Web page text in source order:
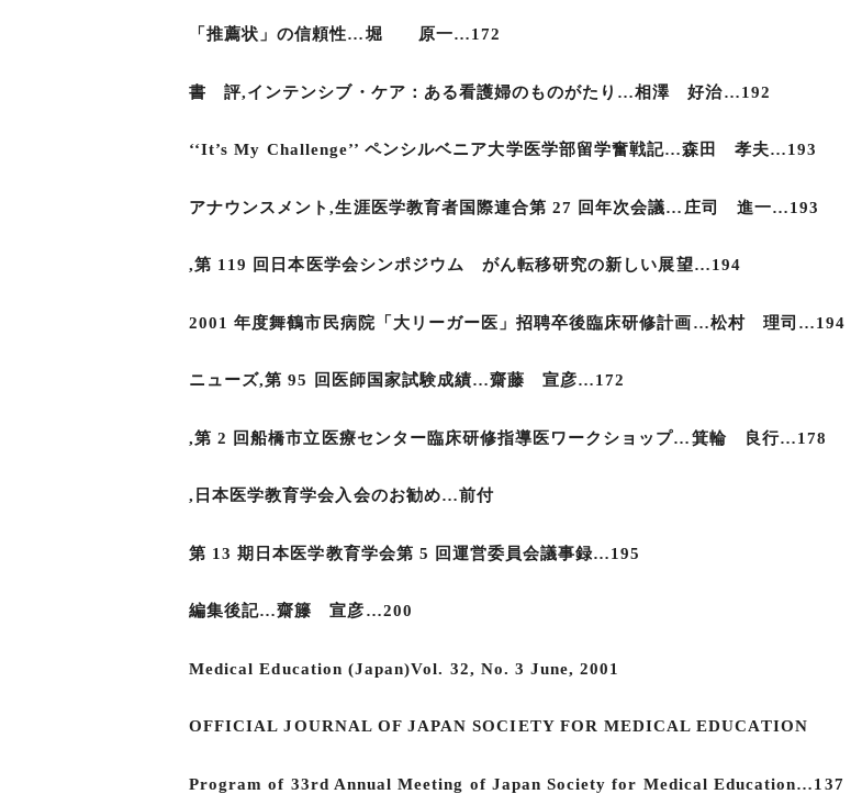
「推薦状」の信頼性…堀 原一…172
書 評,インテンシブ・ケア：ある看護婦のものがたり…相澤 好治…192
‘‘It’s My Challenge’’ ペンシルベニア大学医学部留学奮戦記…森田 孝夫…193
アナウンスメント,生涯医学教育者国際連合第 27 回年次会議…庄司 進一…193
,第 119 回日本医学会シンポジウム がん転移研究の新しい展望…194
2001 年度舞鶴市民病院「大リーガー医」招聘卒後臨床研修計画…松村 理司…194
ニューズ,第 95 回医師国家試験成績…齋藤 宣彦…172
,第 2 回船橋市立医療センター臨床研修指導医ワークショップ…箕輪 良行…178
,日本医学教育学会入会のお勧め…前付
第 13 期日本医学教育学会第 5 回運営委員会議事録…195
編集後記…齋籐 宣彦…200
Medical Education (Japan)Vol. 32, No. 3 June, 2001
OFFICIAL JOURNAL OF JAPAN SOCIETY FOR MEDICAL EDUCATION
Program of 33rd Annual Meeting of Japan Society for Medical Education…137